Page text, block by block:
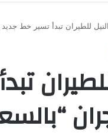
للطيران تبدأ تسير خط جديد